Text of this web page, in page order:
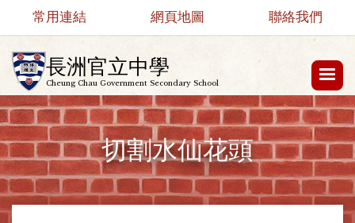
長洲官立中學
Cheung Chau Government Secondary School
常用連結 網頁地圖 聯絡我們
切割水仙花頭